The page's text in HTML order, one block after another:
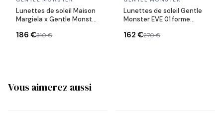
Lunettes de soleil Maison
Margiela x Gentle Monster
acetate
186 €310 €
Lunettes de soleil Gentle
Monster EVE 01 forme
162 €270 €
Vous aimerez aussi